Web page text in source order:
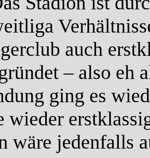
auch
– also eh
ging es
wieder
wäre jedenfalls